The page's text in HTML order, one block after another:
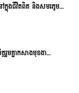
នុងជីវិតពិត និងសមរភូម...
រួមគ្នាកសាងមុខងា...